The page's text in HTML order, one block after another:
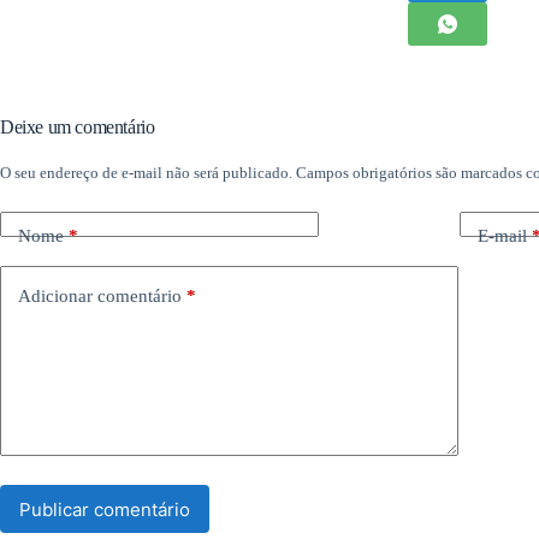
Deixe um comentário
O seu endereço de e-mail não será publicado. Campos obrigatórios são marcados
Nome* E-mail
Adicionar comentário *
Publicar comentário